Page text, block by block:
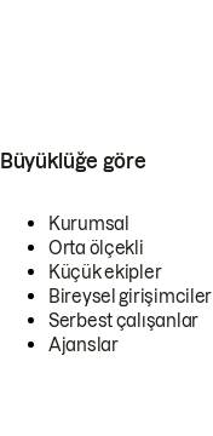
Büyüklüğe göre
Kurumsal
Orta ölçekli
Küçük ekipler
Bireysel girişimciler
Serbest çalışanlar
Ajanslar